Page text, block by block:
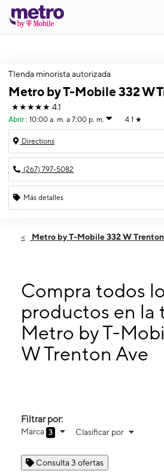
TIenda minorista autorizada
Metro by T-Mobile 332 W
★★★★★ 4.1
Abrir : 10:00 a. m. a 7:00 p. m. 4.1 ★
Directions
(267) 797-5082
Más detalles
Viernes:10:00 a. m. a 7:00 p. m.
Martes:
10:00 a. m. a 7:00 p. m.
Miérc: 10:00 a. m. a 7:00 p. m.
Jueves:10:00 a. m. a 7:00 p. m.
332 W Trenton Ave Ste 116 Morrisville,
Metro by T-Mobile 332 W
Compra todos
productos en la
Metro by T-
W Trenton Ave
Filtrar por:
Marca 3 Clasificar por
Consulta 3 ofertas